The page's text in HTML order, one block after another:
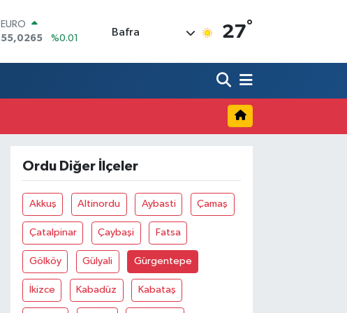
EURO
55,0265
%0.01
BITCOIN
DOLAR
47,7069
%0.17
Bafra 27°
Ordu Diğer İlçeler
Akkuş Altinordu Aybasti Çamaş
Çatalpinar Çaybaşi Fatsa
Gölköy Gülyali Gürgentepe
İkizce Kabadüz Kabataş